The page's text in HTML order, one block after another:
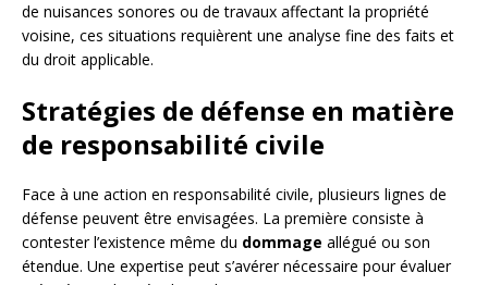
de nuisances sonores ou de travaux affectant la propriété
voisine, ces situations requièrent une analyse fine des faits et
du droit applicable.
Stratégies de défense en matière
de responsabilité civile
Face à une action en responsabilité civile, plusieurs lignes de
défense peuvent être envisagées. La première consiste à
contester l’existence même du dommage allégué ou son
étendue. Une expertise peut s’avérer nécessaire pour évaluer